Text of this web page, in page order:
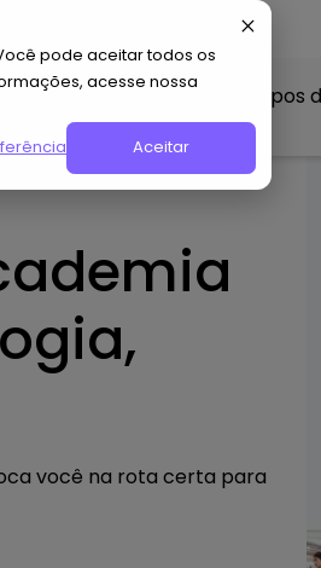
pode aceitar todos os
acesse nossa
Aceitar
Funcionalidades Tipos
você na rota certa para